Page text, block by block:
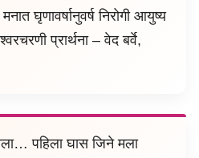
घृणावर्षानुवर्ष निरोगी आयुष्य
प्रार्थना – वेद बर्वे,
पहिला घास जिने मला